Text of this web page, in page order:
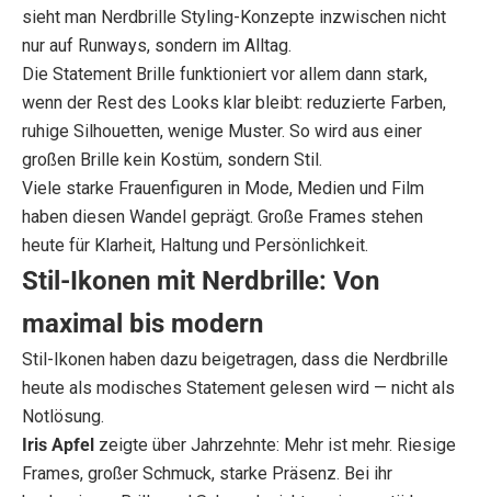
sieht man Nerdbrille Styling-Konzepte inzwischen nicht
nur auf Runways, sondern im Alltag.
Die Statement Brille funktioniert vor allem dann stark,
wenn der Rest des Looks klar bleibt: reduzierte Farben,
ruhige Silhouetten, wenige Muster. So wird aus einer
großen Brille kein Kostüm, sondern Stil.
Viele starke Frauenfiguren in Mode, Medien und Film
haben diesen Wandel geprägt. Große Frames stehen
heute für Klarheit, Haltung und Persönlichkeit.
Stil-Ikonen mit Nerdbrille: Von
maximal bis modern
Stil-Ikonen haben dazu beigetragen, dass die Nerdbrille
heute als modisches Statement gelesen wird — nicht als
Notlösung.
Iris Apfel zeigte über Jahrzehnte: Mehr ist mehr. Riesige
Frames, großer Schmuck, starke Präsenz. Bei ihr